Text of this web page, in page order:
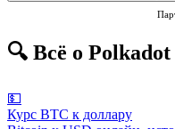
🔍 Всё о Polkadot
💵
Курс BTC к доллару